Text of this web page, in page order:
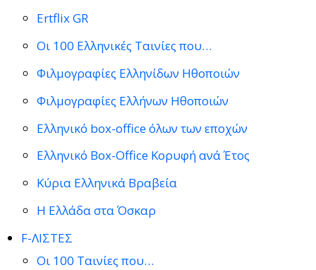
Ertflix GR
Οι 100 Ελληνικές Ταινίες που…
Φιλμογραφίες Ελληνίδων Ηθοποιών
Φιλμογραφίες Ελλήνων Ηθοποιών
Ελληνικό box-office όλων των εποχών
Ελληνικό Box-Office Κορυφή ανά Έτος
Κύρια Ελληνικά Βραβεία
Η Ελλάδα στα Όσκαρ
F-ΛΙΣΤΕΣ
Οι 100 Ταινίες που…